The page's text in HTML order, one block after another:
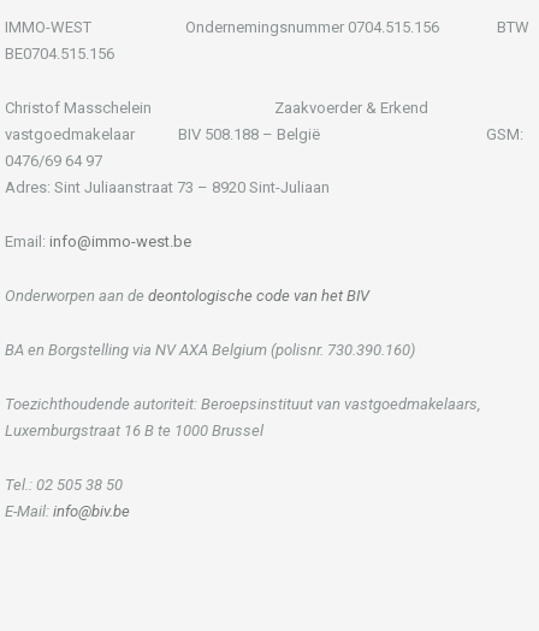
IMMO-WEST Ondernemingsnummer 0704.515.156 BTW
BE0704.515.156
Christof Masschelein Zaakvoerder & Erkend
vastgoedmakelaar BIV 508.188 – België GSM:
0476/69 64 97
Adres: Sint Juliaanstraat 73 – 8920 Sint-Juliaan
Email: info@immo-west.be
Onderworpen aan de deontologische code van het BIV
BA en Borgstelling via NV AXA Belgium (polisnr. 730.390.160)
Toezichthoudende autoriteit: Beroepsinstituut van vastgoedmakelaars,
Luxemburgstraat 16 B te 1000 Brussel
Tel.: 02 505 38 50
E-Mail: info@biv.be